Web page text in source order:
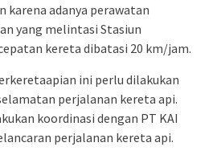
karena adanya perawatan
yang melintasi Stasiun
kereta dibatasi 20 km/jam.
ini perlu dilakukan
perjalanan kereta api.
koordinasi dengan PT KAI
perjalanan kereta api.